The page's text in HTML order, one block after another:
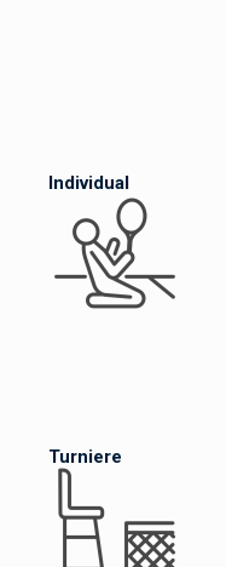
Individual
Turniere